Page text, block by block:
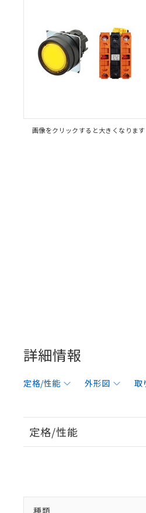
画像をクリックすると大きくなります
詳細情報
定格/性能 外形図 取
定格/性能
種類